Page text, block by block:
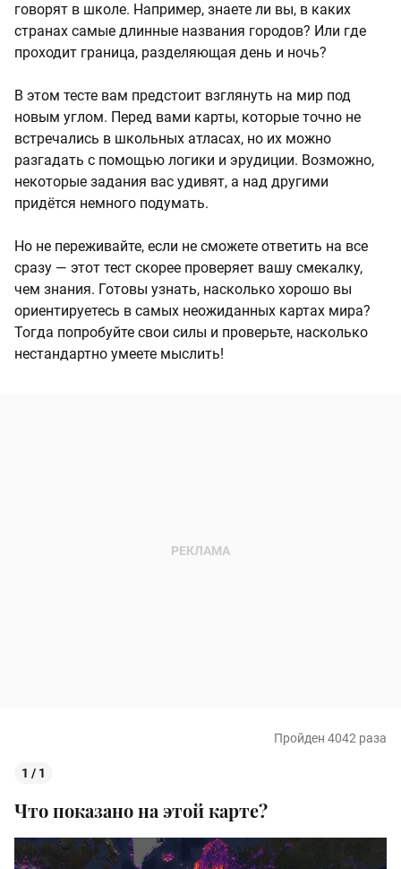
говорят в школе. Например, знаете ли вы, в каких
странах самые длинные названия городов? Или где
проходит граница, разделяющая день и ночь?
В этом тесте вам предстоит взглянуть на мир под
новым углом. Перед вами карты, которые точно не
встречались в школьных атласах, но их можно
разгадать с помощью логики и эрудиции. Возможно,
некоторые задания вас удивят, а над другими
придётся немного подумать.
Но не переживайте, если не сможете ответить на все
сразу — этот тест скорее проверяет вашу смекалку,
чем знания. Готовы узнать, насколько хорошо вы
ориентируетесь в самых неожиданных картах мира?
Тогда попробуйте свои силы и проверьте, насколько
нестандартно умеете мыслить!
Пройден 4042 раза
1 / 1
Что показано на этой карте?